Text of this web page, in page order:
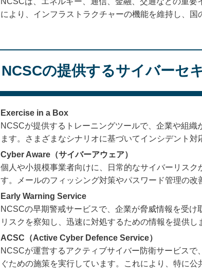
により、インフラストラクチャーの機能を維持し、国
NCSCの提供するサイバーセ
Exercise in a Box
NCSCが提供するトレーニングツールで、企業や組
ます。さまざまなシナリオに基づいてインシデント
Cyber Aware（サイバーアウェア）
個人や小規模事業者向けに、日常的なサイバーリス
す。メールのフィッシング対策やパスワード管理の改
Early Warning Service
NCSCの早期警戒サービスで、企業が脅威情報を受
リスクを察知し、迅速に対処するための情報を提供し
ACSC（Active Cyber Defence Service）
NCSCが運営するアクティブサイバー防衛サービスで
ぐための施策を実行しています。これにより、特に